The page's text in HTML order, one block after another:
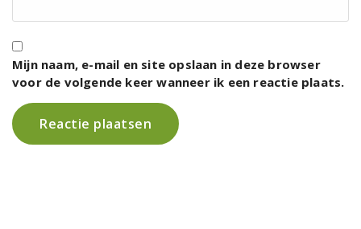
Mijn naam, e-mail en site opslaan in deze browser
voor de volgende keer wanneer ik een reactie plaats.